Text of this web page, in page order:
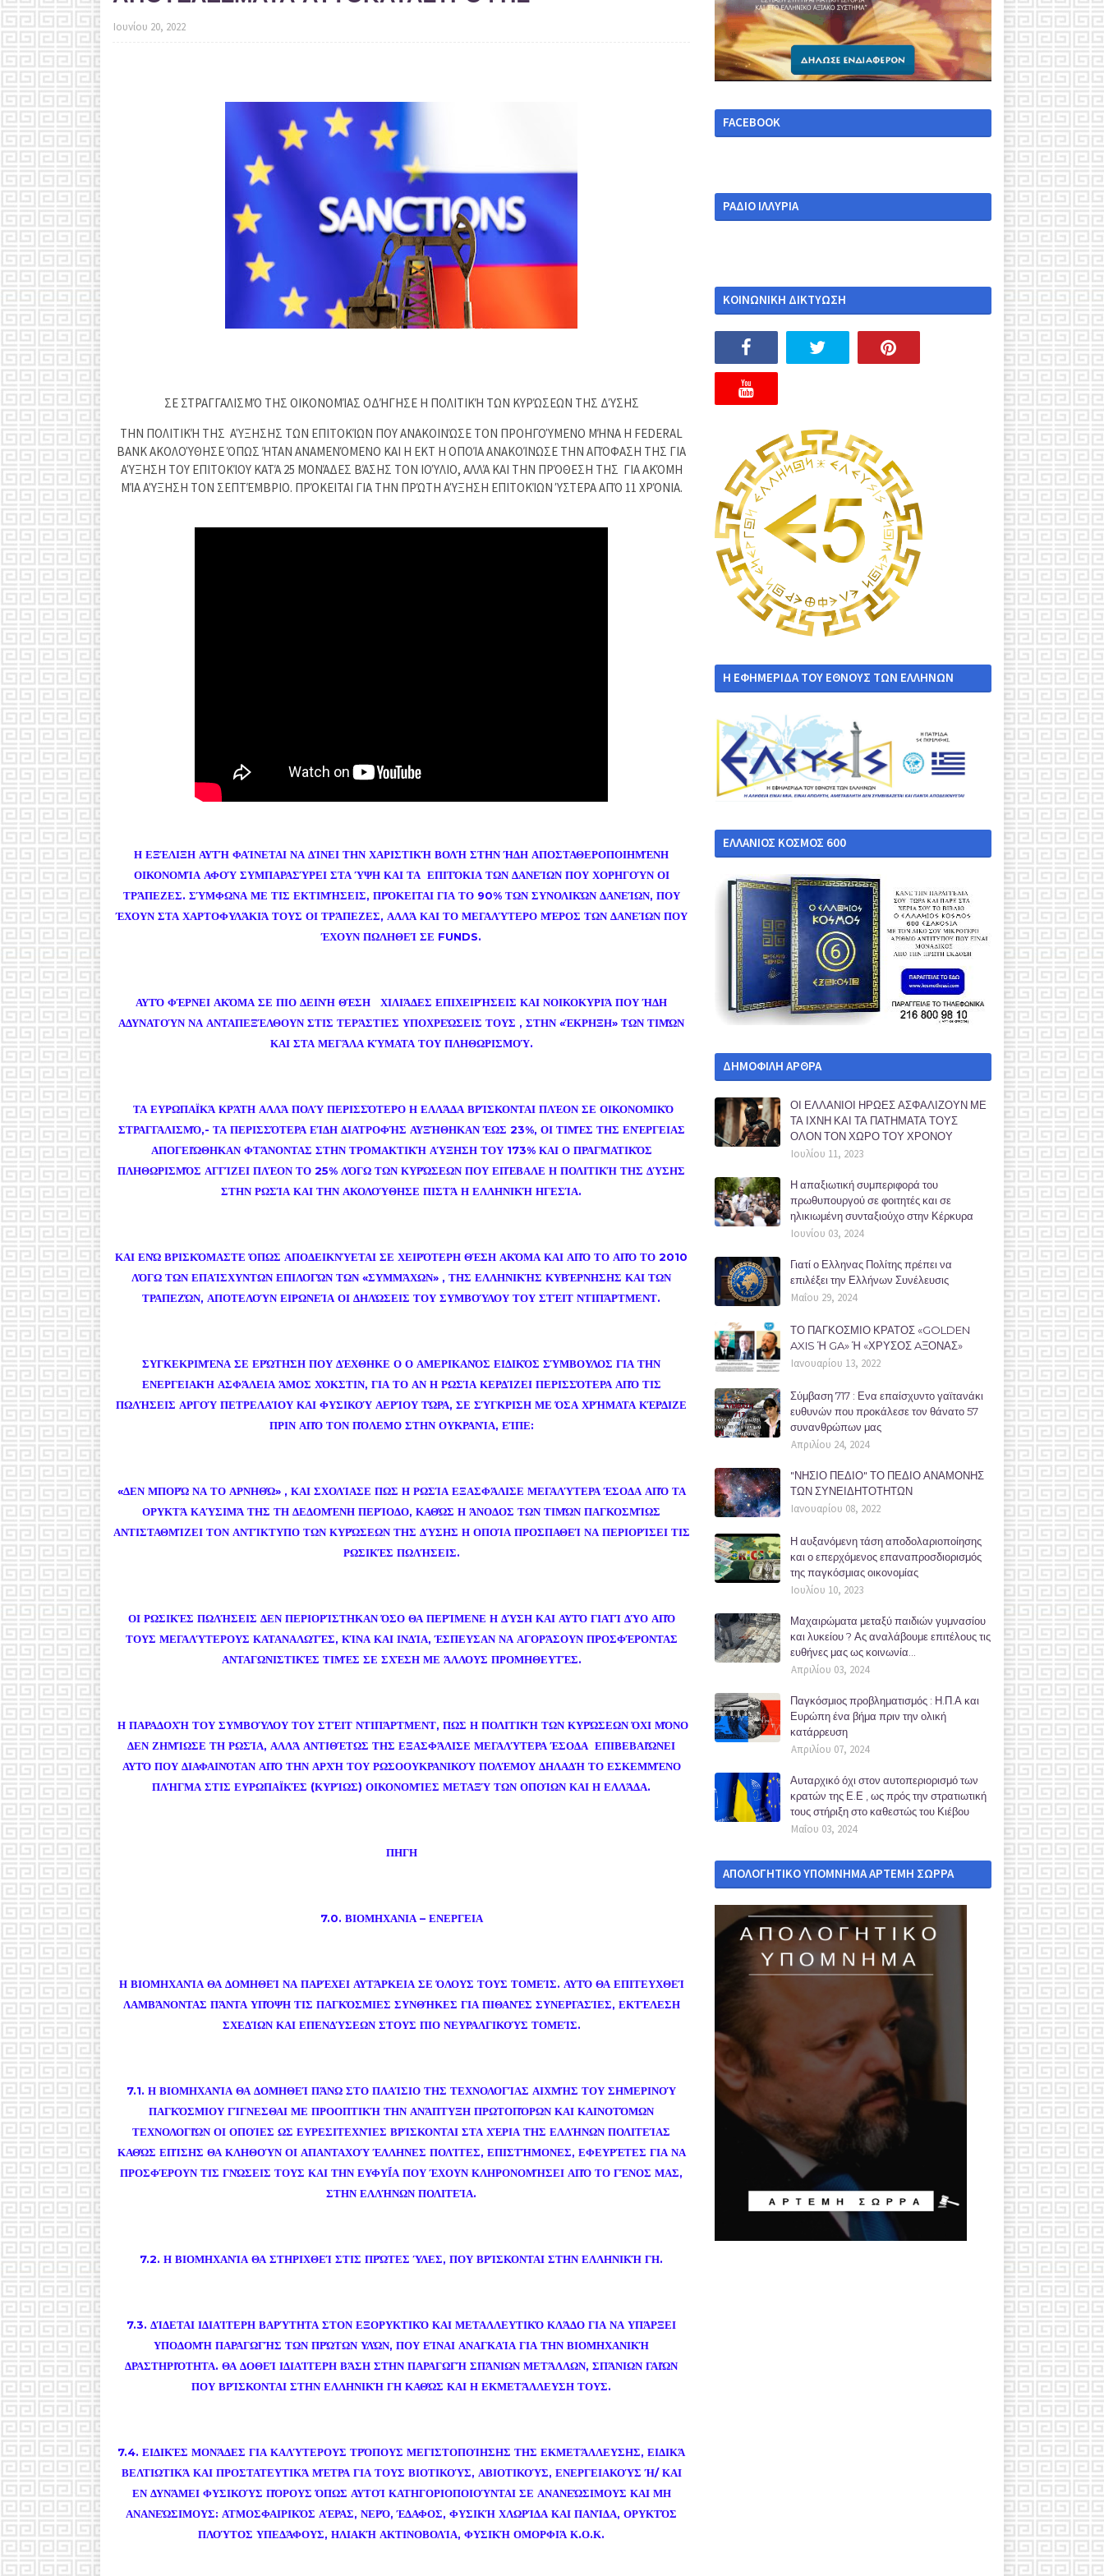
Ιουνίου 20, 2022
ΣΕ ΣΤΡΑΓΓΑΛΙΣΜΌ ΤΗΣ ΟΙΚΟΝΟΜΊΑΣ ΟΔΉΓΗΣΕ Η ΠΟΛΙΤΙΚΉ ΤΩΝ ΚΥΡΏΣΕΩΝ ΤΗΣ ΔΎΣΗΣ
ΤΗΝ ΠΟΛΙΤΙΚΉ ΤΗΣ ΑΎΞΗΣΗΣ ΤΩΝ ΕΠΙΤΟΚΊΩΝ ΠΟΥ ΑΝΑΚΟΙΝΏΣΕ ΤΟΝ ΠΡΟΗΓΟΎΜΕΝΟ ΜΉΝΑ Η FEDERAL
BANK ΑΚΟΛΟΎΘΗΣΕ ΌΠΩΣ ΉΤΑΝ ΑΝΑΜΕΝΌΜΕΝΟ ΚΑΙ Η ΕΚΤ Η ΟΠΟΊΑ ΑΝΑΚΟΊΝΩΣΕ ΤΗΝ ΑΠΌΦΑΣΗ ΤΗΣ ΓΙΑ
ΑΎΞΗΣΗ ΤΟΥ ΕΠΙΤΟΚΊΟΥ ΚΑΤΆ 25 ΜΟΝΆΔΕΣ ΒΆΣΗΣ ΤΟΝ ΙΟΎΛΙΟ, ΑΛΛΆ ΚΑΙ ΤΗΝ ΠΡΌΘΕΣΗ ΤΗΣ ΓΙΑ ΑΚΌΜΗ
ΜΊΑ ΑΎΞΗΣΗ ΤΟΝ ΣΕΠΤΈΜΒΡΙΟ. ΠΡΌΚΕΙΤΑΙ ΓΙΑ ΤΗΝ ΠΡΏΤΗ ΑΎΞΗΣΗ ΕΠΙΤΟΚΊΩΝ ΎΣΤΕΡΑ ΑΠΌ 11 ΧΡΌΝΙΑ.
Η ΕΞΈΛΙΞΗ ΑΥΤΉ ΦΑΊΝΕΤΑΙ ΝΑ ΔΊΝΕΙ ΤΗΝ ΧΑΡΙΣΤΙΚΉ ΒΟΛΉ ΣΤΗΝ ΉΔΗ ΑΠΟΣΤΑΘΕΡΟΠΟΙΗΜΈΝΗ
ΟΙΚΟΝΟΜΊΑ ΑΦΟΎ ΣΥΜΠΑΡΑΣΎΡΕΙ ΣΤΑ ΎΨΗ ΚΑΙ ΤΑ ΕΠΙΤΌΚΙΑ ΤΩΝ ΔΑΝΕΊΩΝ ΠΟΥ ΧΟΡΗΓΟΎΝ ΟΙ
ΤΡΆΠΕΖΕΣ. ΣΎΜΦΩΝΑ ΜΕ ΤΙΣ ΕΚΤΙΜΉΣΕΙΣ, ΠΡΌΚΕΙΤΑΙ ΓΙΑ ΤΟ 90% ΤΩΝ ΣΥΝΟΛΙΚΏΝ ΔΑΝΕΊΩΝ, ΠΟΥ
ΈΧΟΥΝ ΣΤΑ ΧΑΡΤΟΦΥΛΆΚΙΆ ΤΟΥΣ ΟΙ ΤΡΆΠΕΖΕΣ, ΑΛΛΆ ΚΑΙ ΤΟ ΜΕΓΑΛΎΤΕΡΟ ΜΈΡΟΣ ΤΩΝ ΔΑΝΕΊΩΝ ΠΟΥ
ΈΧΟΥΝ ΠΩΛΗΘΕΊ ΣΕ FUNDS.
ΑΥΤΌ ΦΈΡΝΕΙ ΑΚΌΜΑ ΣΕ ΠΙΟ ΔΕΙΝΉ ΘΈΣΗ ΧΙΛΙΆΔΕΣ ΕΠΙΧΕΙΡΉΣΕΙΣ ΚΑΙ ΝΟΙΚΟΚΥΡΙΆ ΠΟΥ ΉΔΗ
ΑΔΥΝΑΤΟΎΝ ΝΑ ΑΝΤΑΠΕΞΈΛΘΟΥΝ ΣΤΙΣ ΤΕΡΆΣΤΙΕΣ ΥΠΟΧΡΕΏΣΕΙΣ ΤΟΥΣ , ΣΤΗΝ «ΈΚΡΗΞΗ» ΤΩΝ ΤΙΜΏΝ
ΚΑΙ ΣΤΑ ΜΕΓΆΛΑ ΚΎΜΑΤΑ ΤΟΥ ΠΛΗΘΩΡΙΣΜΟΎ.
ΤΑ ΕΥΡΩΠΑΪΚΆ ΚΡΆΤΗ ΑΛΛΆ ΠΟΛΎ ΠΕΡΙΣΣΌΤΕΡΟ Η ΕΛΛΆΔΑ ΒΡΊΣΚΟΝΤΑΙ ΠΛΈΟΝ ΣΕ ΟΙΚΟΝΟΜΙΚΌ
ΣΤΡΑΓΓΑΛΙΣΜΌ,- ΤΑ ΠΕΡΙΣΣΌΤΕΡΑ ΕΊΔΗ ΔΙΑΤΡΟΦΉΣ ΑΥΞΉΘΗΚΑΝ ΈΩΣ 23%, ΟΙ ΤΙΜΈΣ ΤΗΣ ΕΝΈΡΓΕΙΑΣ
ΑΠΟΓΕΙΏΘΗΚΑΝ ΦΤΆΝΟΝΤΑΣ ΣΤΗΝ ΤΡΟΜΑΚΤΙΚΉ ΑΎΞΗΣΗ ΤΟΥ 173% ΚΑΙ Ο ΠΡΑΓΜΑΤΙΚΌΣ
ΠΛΗΘΩΡΙΣΜΌΣ ΑΓΓΊΖΕΙ ΠΛΈΟΝ ΤΟ 25% ΛΌΓΩ ΤΩΝ ΚΥΡΏΣΕΩΝ ΠΟΥ ΕΠΈΒΑΛΕ Η ΠΟΛΙΤΙΚΉ ΤΗΣ ΔΎΣΗΣ
ΣΤΗΝ ΡΩΣΊΑ ΚΑΙ ΤΗΝ ΑΚΟΛΟΎΘΗΣΕ ΠΙΣΤΆ Η ΕΛΛΗΝΙΚΉ ΗΓΕΣΊΑ.
ΚΑΙ ΕΝΏ ΒΡΙΣΚΌΜΑΣΤΕ ΌΠΩΣ ΑΠΟΔΕΙΚΝΎΕΤΑΙ ΣΕ ΧΕΙΡΌΤΕΡΗ ΘΈΣΗ ΑΚΌΜΑ ΚΑΙ ΑΠΌ ΤΟ ΑΠΌ ΤΟ 2010
ΛΌΓΩ ΤΩΝ ΕΠΑΊΣΧΥΝΤΩΝ ΕΠΙΛΟΓΏΝ ΤΩΝ «ΣΥΜΜΆΧΩΝ» , ΤΗΣ ΕΛΛΗΝΙΚΉΣ ΚΥΒΈΡΝΗΣΗΣ ΚΑΙ ΤΩΝ
ΤΡΑΠΕΖΏΝ, ΑΠΟΤΕΛΟΎΝ ΕΙΡΩΝΕΊΑ ΟΙ ΔΗΛΏΣΕΙΣ ΤΟΥ ΣΥΜΒΟΎΛΟΥ ΤΟΥ ΣΤΈΙΤ ΝΤΙΠΆΡΤΜΕΝΤ.
ΣΥΓΚΕΚΡΙΜΈΝΑ ΣΕ ΕΡΏΤΗΣΗ ΠΟΥ ΔΈΧΘΗΚΕ Ο Ο ΑΜΕΡΙΚΑΝΌΣ ΕΙΔΙΚΌΣ ΣΎΜΒΟΥΛΟΣ ΓΙΑ ΤΗΝ
ΕΝΕΡΓΕΙΑΚΉ ΑΣΦΆΛΕΙΑ ΆΜΟΣ ΧΌΚΣΤΙΝ, ΓΙΑ ΤΟ ΑΝ Η ΡΩΣΊΑ ΚΕΡΔΊΖΕΙ ΠΕΡΙΣΣΌΤΕΡΑ ΑΠΌ ΤΙΣ
ΠΩΛΉΣΕΙΣ ΑΡΓΟΎ ΠΕΤΡΕΛΑΊΟΥ ΚΑΙ ΦΥΣΙΚΟΎ ΑΕΡΊΟΥ ΤΏΡΑ, ΣΕ ΣΎΓΚΡΙΣΗ ΜΕ ΌΣΑ ΧΡΉΜΑΤΑ ΚΈΡΔΙΖΕ
ΠΡΙΝ ΑΠΌ ΤΟΝ ΠΌΛΕΜΟ ΣΤΗΝ ΟΥΚΡΑΝΊΑ, ΕΊΠΕ:
«ΔΕΝ ΜΠΟΡΏ ΝΑ ΤΟ ΑΡΝΗΘΏ» , ΚΑΙ ΣΧΟΛΊΑΣΕ ΠΩΣ Η ΡΩΣΊΑ ΕΞΑΣΦΆΛΙΣΕ ΜΕΓΑΛΎΤΕΡΑ ΈΣΟΔΑ ΑΠΌ ΤΑ
ΟΡΥΚΤΆ ΚΑΎΣΙΜΆ ΤΗΣ ΤΗ ΔΕΔΟΜΈΝΗ ΠΕΡΊΟΔΟ, ΚΑΘΏΣ Η ΆΝΟΔΟΣ ΤΩΝ ΤΙΜΏΝ ΠΑΓΚΟΣΜΊΩΣ
ΑΝΤΙΣΤΑΘΜΊΖΕΙ ΤΟΝ ΑΝΤΊΚΤΥΠΟ ΤΩΝ ΚΥΡΏΣΕΩΝ ΤΗΣ ΔΎΣΗΣ Η ΟΠΟΊΑ ΠΡΟΣΠΑΘΕΊ ΝΑ ΠΕΡΙΟΡΊΣΕΙ ΤΙΣ
ΡΩΣΙΚΈΣ ΠΩΛΉΣΕΙΣ.
ΟΙ ΡΩΣΙΚΈΣ ΠΩΛΉΣΕΙΣ ΔΕΝ ΠΕΡΙΟΡΊΣΤΗΚΑΝ ΌΣΟ ΘΑ ΠΕΡΊΜΕΝΕ Η ΔΎΣΗ ΚΑΙ ΑΥΤΌ ΓΙΑΤΊ ΔΎΟ ΑΠΌ
ΤΟΥΣ ΜΕΓΑΛΎΤΕΡΟΥΣ ΚΑΤΑΝΑΛΩΤΈΣ, ΚΊΝΑ ΚΑΙ ΙΝΔΊΑ, ΈΣΠΕΥΣΑΝ ΝΑ ΑΓΟΡΆΣΟΥΝ ΠΡΟΣΦΈΡΟΝΤΑΣ
ΑΝΤΑΓΩΝΙΣΤΙΚΈΣ ΤΙΜΈΣ ΣΕ ΣΧΈΣΗ ΜΕ ΆΛΛΟΥΣ ΠΡΟΜΗΘΕΥΤΈΣ.
Η ΠΑΡΑΔΟΧΉ ΤΟΥ ΣΥΜΒΟΎΛΟΥ ΤΟΥ ΣΤΈΙΤ ΝΤΙΠΆΡΤΜΕΝΤ, ΠΩΣ Η ΠΟΛΙΤΙΚΉ ΤΩΝ ΚΥΡΏΣΕΩΝ ΌΧΙ ΜΌΝΟ
ΔΕΝ ΖΗΜΊΩΣΕ ΤΗ ΡΩΣΊΑ, ΑΛΛΆ ΑΝΤΙΘΈΤΩΣ ΤΗΣ ΕΞΑΣΦΆΛΙΣΕ ΜΕΓΑΛΎΤΕΡΑ ΈΣΟΔΑ ΕΠΙΒΕΒΑΙΏΝΕΙ
ΑΥΤΌ ΠΟΥ ΔΙΑΦΑΙΝΌΤΑΝ ΑΠΌ ΤΗΝ ΑΡΧΉ ΤΟΥ ΡΩΣΟΟΥΚΡΑΝΙΚΟΎ ΠΟΛΈΜΟΥ ΔΗΛΑΔΉ ΤΟ ΕΣΚΕΜΜΈΝΟ
ΠΛΉΓΜΑ ΣΤΙΣ ΕΥΡΩΠΑΪΚΈΣ (ΚΥΡΊΩΣ) ΟΙΚΟΝΟΜΊΕΣ ΜΕΤΑΞΎ ΤΩΝ ΟΠΟΊΩΝ ΚΑΙ Η ΕΛΛΆΔΑ.
ΠΗΓΗ
7.0. ΒΙΟΜΗΧΑΝΙΑ – ΕΝΕΡΓΕΙΑ
Η ΒΙΟΜΗΧΑΝΊΑ ΘΑ ΔΟΜΗΘΕΊ ΝΑ ΠΑΡΈΧΕΙ ΑΥΤΆΡΚΕΙΑ ΣΕ ΌΛΟΥΣ ΤΟΥΣ ΤΟΜΕΊΣ. ΑΥΤΌ ΘΑ ΕΠΙΤΕΥΧΘΕΊ
ΛΑΜΒΆΝΟΝΤΑΣ ΠΆΝΤΑ ΥΠΌΨΗ ΤΙΣ ΠΑΓΚΌΣΜΙΕΣ ΣΥΝΘΉΚΕΣ ΓΙΑ ΠΙΘΑΝΈΣ ΣΥΝΕΡΓΑΣΊΕΣ, ΕΚΤΈΛΕΣΗ
ΣΧΕΔΊΩΝ ΚΑΙ ΕΠΕΝΔΎΣΕΩΝ ΣΤΟΥΣ ΠΙΟ ΝΕΥΡΑΛΓΙΚΟΎΣ ΤΟΜΕΊΣ.
7.1. Η ΒΙΟΜΗΧΑΝΊΑ ΘΑ ΔΟΜΗΘΕΊ ΠΆΝΩ ΣΤΟ ΠΛΑΊΣΙΟ ΤΗΣ ΤΕΧΝΟΛΟΓΊΑΣ ΑΙΧΜΉΣ ΤΟΥ ΣΗΜΕΡΙΝΟΎ
ΠΑΓΚΌΣΜΙΟΥ ΓΊΓΝΕΣΘΑΙ ΜΕ ΠΡΟΟΠΤΙΚΉ ΤΗΝ ΑΝΆΠΤΥΞΗ ΠΡΩΤΟΠΌΡΩΝ ΚΑΙ ΚΑΙΝΟΤΌΜΩΝ
ΤΕΧΝΟΛΟΓΙΏΝ ΟΙ ΟΠΟΊΕΣ ΩΣ ΕΥΡΕΣΙΤΕΧΝΊΕΣ ΒΡΊΣΚΟΝΤΑΙ ΣΤΑ ΧΈΡΙΑ ΤΗΣ ΕΛΛΉΝΩΝ ΠΟΛΙΤΕΊΑΣ
ΚΑΘΏΣ ΕΠΊΣΗΣ ΘΑ ΚΛΗΘΟΎΝ ΟΙ ΑΠΑΝΤΑΧΟΎ ΈΛΛΗΝΕΣ ΠΟΛΊΤΕΣ, ΕΠΙΣΤΉΜΟΝΕΣ, ΕΦΕΥΡΈΤΕΣ ΓΙΑ ΝΑ
ΠΡΟΣΦΈΡΟΥΝ ΤΙΣ ΓΝΏΣΕΙΣ ΤΟΥΣ ΚΑΙ ΤΗΝ ΕΥΦΥΪ́Α ΠΟΥ ΈΧΟΥΝ ΚΛΗΡΟΝΟΜΉΣΕΙ ΑΠΌ ΤΟ ΓΈΝΟΣ ΜΑΣ,
ΣΤΗΝ ΕΛΛΉΝΩΝ ΠΟΛΙΤΕΊΑ.
7.2. Η ΒΙΟΜΗΧΑΝΊΑ ΘΑ ΣΤΗΡΙΧΘΕΊ ΣΤΙΣ ΠΡΏΤΕΣ ΎΛΕΣ, ΠΟΥ ΒΡΊΣΚΟΝΤΑΙ ΣΤΗΝ ΕΛΛΗΝΙΚΉ ΓΗ.
7.3. ΔΊΔΕΤΑΙ ΙΔΙΑΊΤΕΡΗ ΒΑΡΎΤΗΤΑ ΣΤΟΝ ΕΞΟΡΥΚΤΙΚΌ ΚΑΙ ΜΕΤΑΛΛΕΥΤΙΚΌ ΚΛΆΔΟ ΓΙΑ ΝΑ ΥΠΆΡΞΕΙ
ΥΠΟΔΟΜΉ ΠΑΡΑΓΩΓΉΣ ΤΩΝ ΠΡΏΤΩΝ ΥΛΏΝ, ΠΟΥ ΕΊΝΑΙ ΑΝΑΓΚΑΊΑ ΓΙΑ ΤΗΝ ΒΙΟΜΗΧΑΝΙΚΉ
ΔΡΑΣΤΗΡΙΌΤΗΤΑ. ΘΑ ΔΟΘΕΊ ΙΔΙΑΊΤΕΡΗ ΒΆΣΗ ΣΤΗΝ ΠΑΡΑΓΩΓΉ ΣΠΆΝΙΩΝ ΜΕΤΆΛΛΩΝ, ΣΠΆΝΙΩΝ ΓΑΙΏΝ
ΠΟΥ ΒΡΊΣΚΟΝΤΑΙ ΣΤΗΝ ΕΛΛΗΝΙΚΉ ΓΗ ΚΑΘΏΣ ΚΑΙ Η ΕΚΜΕΤΆΛΛΕΥΣΗ ΤΟΥΣ.
7.4. ΕΙΔΙΚΈΣ ΜΟΝΆΔΕΣ ΓΙΑ ΚΑΛΎΤΕΡΟΥΣ ΤΡΌΠΟΥΣ ΜΕΓΙΣΤΟΠΟΊΗΣΗΣ ΤΗΣ ΕΚΜΕΤΆΛΛΕΥΣΗΣ, ΕΙΔΙΚΆ
ΒΕΛΤΙΩΤΙΚΆ ΚΑΙ ΠΡΟΣΤΑΤΕΥΤΙΚΆ ΜΈΤΡΑ ΓΙΑ ΤΟΥΣ ΒΙΟΤΙΚΟΎΣ, ΑΒΙΟΤΙΚΟΎΣ, ΕΝΕΡΓΕΙΑΚΟΎΣ Ή/ ΚΑΙ
ΕΝ ΔΥΝΆΜΕΙ ΦΥΣΙΚΟΎΣ ΠΌΡΟΥΣ ΌΠΩΣ ΑΥΤΟΊ ΚΑΤΗΓΟΡΙΟΠΟΙΟΎΝΤΑΙ ΣΕ ΑΝΑΝΕΏΣΙΜΟΥΣ ΚΑΙ ΜΗ
ΑΝΑΝΕΏΣΙΜΟΥΣ: ΑΤΜΟΣΦΑΙΡΙΚΌΣ ΑΈΡΑΣ, ΝΕΡΌ, ΈΔΑΦΟΣ, ΦΥΣΙΚΉ ΧΛΩΡΊΔΑ ΚΑΙ ΠΑΝΊΔΑ, ΟΡΥΚΤΌΣ
ΠΛΟΎΤΟΣ ΥΠΕΔΆΦΟΥΣ, ΗΛΙΑΚΉ ΑΚΤΙΝΟΒΟΛΊΑ, ΦΥΣΙΚΉ ΟΜΟΡΦΙΆ Κ.Ο.Κ.
FACEBOOK
ΡΑΔΙΟ ΙΛΛΥΡΙΑ
ΚΟΙΝΩΝΙΚΗ ΔΙΚΤΥΩΣΗ
Η ΕΦΗΜΕΡΙΔΑ ΤΟΥ ΕΘΝΟΥΣ ΤΩΝ ΕΛΛΗΝΩΝ
ΕΛΛΑΝΙΟΣ ΚΟΣΜΟΣ 600
ΔΗΜΟΦΙΛΗ ΑΡΘΡΑ
ΟΙ ΕΛΛΑΝΙΟΙ ΗΡΩΕΣ ΑΣΦΑΛΙΖΟΥΝ ΜΕ
ΤΑ ΙΧΝΗ ΚΑΙ ΤΑ ΠΑΤΗΜΑΤΑ ΤΟΥΣ
ΟΛΟΝ ΤΟΝ ΧΩΡΟ ΤΟΥ ΧΡΟΝΟΥ
Ιουλίου 11, 2023
Η απαξιωτική συμπεριφορά του
πρωθυπουργού σε φοιτητές και σε
ηλικιωμένη συνταξιούχο στην Κέρκυρα
Ιουνίου 03, 2024
Γιατί ο Ελληνας Πολίτης πρέπει να
επιλέξει την Ελλήνων Συνέλευσις
Μαΐου 29, 2024
ΤΟ ΠΑΓΚΟΣΜΙΟ ΚΡΑΤΟΣ «GOLDEN
AXIS Ή GA» Ή «ΧΡΥΣΟΣ AΞΟΝΑΣ»
Ιανουαρίου 13, 2022
Σύμβαση 717 : Ενα επαίσχυντο γαϊτανάκι
ευθυνών που προκάλεσε τον θάνατο 57
συνανθρώπων μας
Απριλίου 24, 2024
"ΝΗΣΙΟ ΠΕΔΙΟ" ΤΟ ΠΕΔΙΟ ΑΝΑΜΟΝΗΣ
ΤΩΝ ΣΥΝΕΙΔΗΤΟΤΗΤΩΝ
Ιανουαρίου 08, 2022
Η αυξανόμενη τάση αποδολαριοποίησης
και ο επερχόμενος επαναπροσδιορισμός
της παγκόσμιας οικονομίας
Ιουλίου 10, 2023
Μαχαιρώματα μεταξύ παιδιών γυμνασίου
και λυκείου ? Ας αναλάβουμε επιτέλους τις
ευθήνες μας ως κοινωνία...
Απριλίου 03, 2024
Παγκόσμιος προβληματισμός : Η.Π.Α και
Ευρώπη ένα βήμα πριν την ολική
κατάρρευση
Απριλίου 07, 2024
Αυταρχικό όχι στον αυτοπεριορισμό των
κρατών της Ε.Ε , ως πρός την στρατιωτική
τους στήριξη στο καθεστώς του Κιέβου
Μαΐου 03, 2024
ΑΠΟΛΟΓΗΤΙΚΟ ΥΠΟΜΝΗΜΑ ΑΡΤΕΜΗ ΣΩΡΡΑ